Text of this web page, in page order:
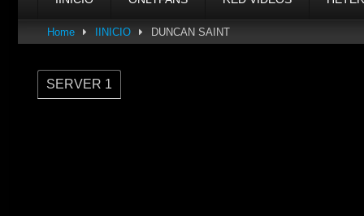
Home IINICIO DUNCAN SAINT
SERVER 1